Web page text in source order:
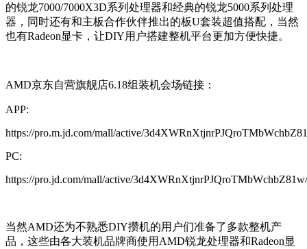
的锐龙7000/7000X3D系列处理器和经典的锐龙5000系列处理
器，同时还有和主板合作伙伴推出的板U套装超值搭配，当然
也有Radeon显卡，让DIY用户搭建整机平台更加方便快捷。
AMD京东自营旗舰店6.18组装机会场链接：
APP:
https://pro.m.jd.com/mall/active/
PC:
https://pro.jd.com/mall/active/
当然AMD还为不熟悉DIY攒机的用户们准备了多款整机产
品，这些由各大装机品牌商使用AMD锐龙处理器和Radeon显